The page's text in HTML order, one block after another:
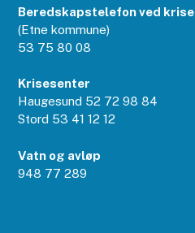
Beredskapstelefon ved krise
(Etne kommune)
53 75 80 08
Krisesenter
Haugesund 52 72 98 84
Stord 53 41 12 12
Vatn og avløp
948 77 289